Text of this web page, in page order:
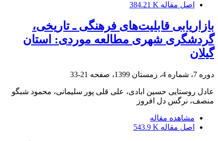
اصل مقاله 384.21 K
بازاریابی قابلیت‌های فرهنگی ـ تاریخی،
گردشگری شهری مطالعه موردی: استان
گیلان
دوره 7، شماره 4، زمستان 1399، صفحه 21-33
عادل روستایی حسین ابادی، علی قلی پور سلیمانی، محمود شبگو
منصف، نرگس دل افروز
مشاهده مقاله
اصل مقاله 543.9 K